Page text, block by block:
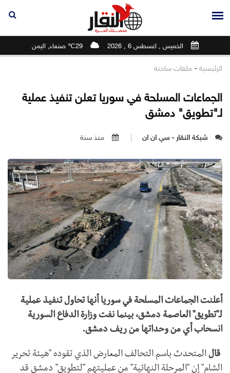
الخميس , اغسطس 6 , 2026 29℃ صنعاء, اليمن
الرئيسية - ملفات ساخنة
الجماعات المسلحة في سوريا تعلن تنفيذ عملية
لـ"تطويق" دمشق
شبكة النقار - سي ان ان منذ سنة
أعلنت الجماعات المسلحة في سوريا أنها تحاول تنفيذ عملية
لـ"تطويق" العاصمة دمشق، بينما نفت وزارة الدفاع السورية
انسحاب أي من وحداتها من ريف دمشق.
قالالمتحدث باسم التحالف المعارض الذي تقوده "هيئة تحرير
الشام" إن "المرحلة النهائية" من عمليتهم "لتطويق" دمشق قد